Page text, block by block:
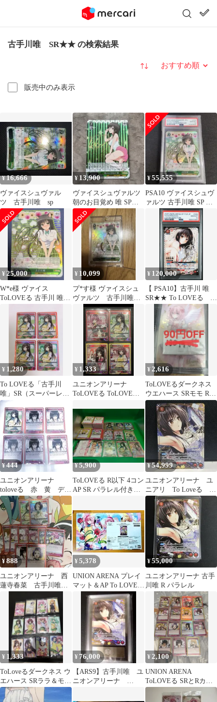
古手川唯 SR★★ の検索結果
販売中のみ表示
並び替え
¥16,666
ヴァイスシュヴァル
ツ 古手川唯 sp
¥ 13,900
ヴァイスシュヴァルツ
朝のお目覚め 唯 SP
ToLOVEる 古手川唯 サ
イン
¥55,555
PSA10 ヴァイスシュヴ
ァルツ 古手川唯 SP サ
¥ 25,000
W*e様 ヴァイス
ToLOVEる 古手川 唯
¥ 10,099
プ*す様 ヴァイスシュ
ヴァルツ 古手川唯
サインSP
¥ 120,000
【 PSA10】古手川 唯
SR★★ To LOVEる ユ
ニオンアリーナ
¥ 1,280
To LOVEる「古手川
唯」SR（スーパーレ
ア）４枚セット
¥ 1,333
ユニオンアリーナ
ToLOVEる ToLOVEる
¥2,616
ToLOVEるダークネス
ウエハース SRモモ R古
手川唯 Rもも 5巻 計4枚
¥444
ユニオンアリーナ
toloveる 赤 黄 デッ
キ sr古手川唯
¥5,900
ToLOVEる R以下 4コン
AP SR パラレル付きユ
¥54,999
ユニオンアリーナ ユ
ニアリ To Loveる 古
手川唯 R★★ パラ
レル 星2
¥888
ユニオンアリーナ 西
蓮寺春菜 古手川唯
¥5,378
UNION ARENA プレイ
マット＆AP To LOVE
る-とらぶる-
¥55,000
ユニオンアリーナ 古手
川唯 R パラレル
¥ 1,333
ToLoveるダークネス ウ
エハース SRララ＆モモ
等12枚セット
¥ 76,000
【ARS9】古手川唯 ユ
ニオンアリーナ
¥ 2,100
UNION ARENA
ToLOVEる SRとRカー
ドセット